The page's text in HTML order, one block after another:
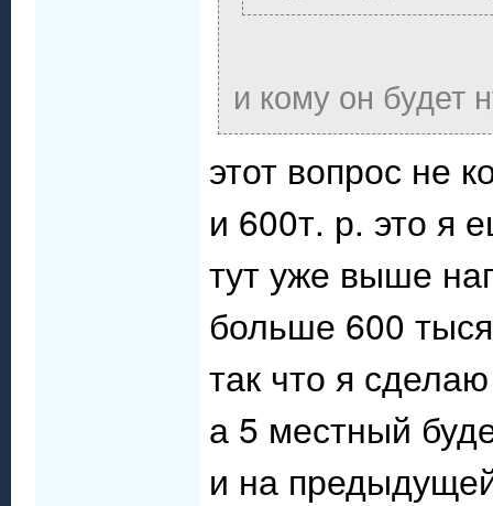
и кому он будет
этот вопрос не
и 600т. р. это я
тут уже выше
больше 600
так что я
а 5 местный
и на